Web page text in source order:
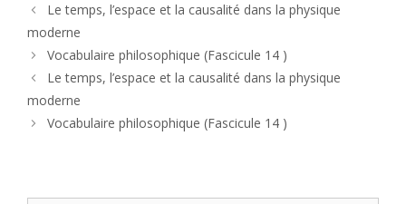
Le temps, l’espace et la causalité dans la physique
moderne
Vocabulaire philosophique (Fascicule 14 )
Le temps, l’espace et la causalité dans la physique
moderne
Vocabulaire philosophique (Fascicule 14 )